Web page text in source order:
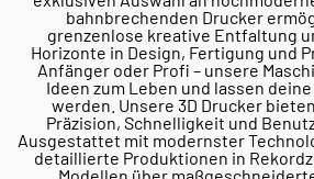
bahnbrechenden Drucker
grenzenlose kreative Entfaltung
Horizonte in Design, Fertigung und
Anfänger oder Profi – unsere
Ideen zum Leben und lassen
werden. Unsere 3D Drucker
Präzision, Schnelligkeit und
Ausgestattet mit modernster
detaillierte Produktionen in